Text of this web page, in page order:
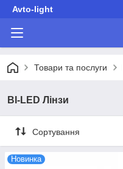
Avto-light
Товари та послуги
BI-LED Лінзи
Сортування
Новинка